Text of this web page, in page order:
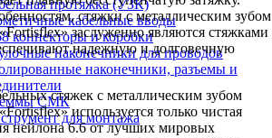
протяжка (УЗК)
кабельные вводы
коннекторы и коробки
наконечники для проводов
наконечники, разъемы и
СМК
для монтажа
стяжки с металлическим зубом
заслуженно являются стяжками
надежную и долговечную
стяжек с металлическим зубом
используется только чистая
нейлона 6.6 от лучших мировых